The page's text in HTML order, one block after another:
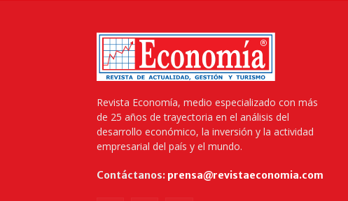
Revista Economía, medio especializado con más
de 25 años de trayectoria en el análisis del
desarrollo económico, la inversión y la actividad
empresarial del país y el mundo.
Contáctanos: prensa@revistaeconomia.com